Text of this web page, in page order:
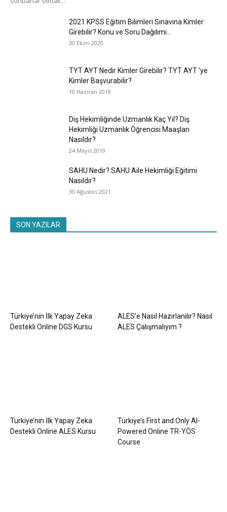
2021 KPSS Eğitim Bilimleri Sınavına Kimler
Girebilir? Konu ve Soru Dağılımı...
30 Ekim 2020
TYT AYT Nedir Kimler Girebilir? TYT AYT ‘ye
Kimler Başvurabilir?
10 Haziran 2018
Diş Hekimliğinde Uzmanlık Kaç Yıl? Diş
Hekimliği Uzmanlık Öğrencisi Maaşları
Nasıldır?
24 Mayıs 2019
SAHU Nedir? SAHU Aile Hekimliği Eğitimi
Nasıldır?
30 Ağustos 2021
SON YAZILAR
Türkiye’nin İlk Yapay Zeka
Destekli Online DGS Kursu
ALES’e Nasıl Hazırlanılır? Nasıl
ALES Çalışmalıyım ?
Türkiye’nin İlk Yapay Zeka
Destekli Online ALES Kursu
Türkiye’s First and Only AI-
Powered Online TR-YÖS
Course